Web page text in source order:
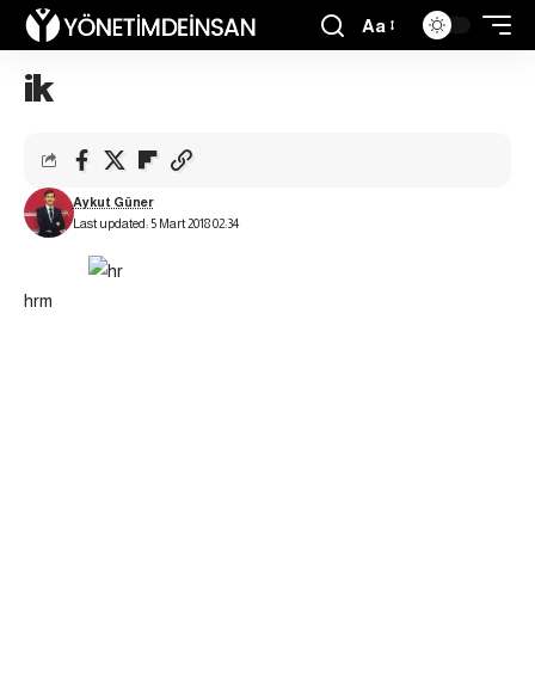
Aa
ik
Last updated: 5 Mart 2018 02:34
Aykut Güner
hrm